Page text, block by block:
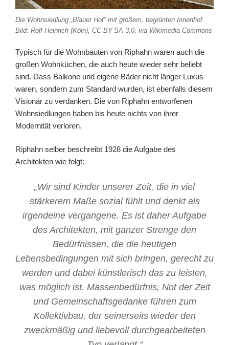
Die Wohnsiedlung „Blauer Hof“ mit großem, begrünten Innenhof.
Bild: Rolf Heinrich (Köln), CC BY-SA 3.0, via Wikimedia Commons
Typisch für die Wohnbauten von Riphahn waren auch die
großen Wohnküchen, die auch heute wieder sehr beliebt
sind. Dass Balkone und eigene Bäder nicht länger Luxus
waren, sondern zum Stan­dard wurden, ist ebenfalls diesem
Visionär zu verdanken. Die von Riphahn entworfenen
Wohnsiedlungen haben bis heute nichts von ihrer
Modernität verloren.
Riphahn selber beschreibt 1928 die Aufgabe des
Architekten wie folgt:
„Wir sind Kinder unserer Zeit, die in viel
stärkerem Maße sozial fühlt und denkt als
irgendeine vergangene. Es ist daher Aufgabe
des Architekten, mit ganzer Strenge den
Bedürfnissen, die die heutigen
Lebensbedingungen mit sich bringen, gerecht zu
werden und dabei künstlerisch das zu leisten,
was möglich ist. Massenbedürfnis, Not der Zeit
und Gemeinschaftsgedanke führen zum
Kollektivbau, der seinerseits wieder den
zweckmäßig und liebevoll durchgearbeiteten